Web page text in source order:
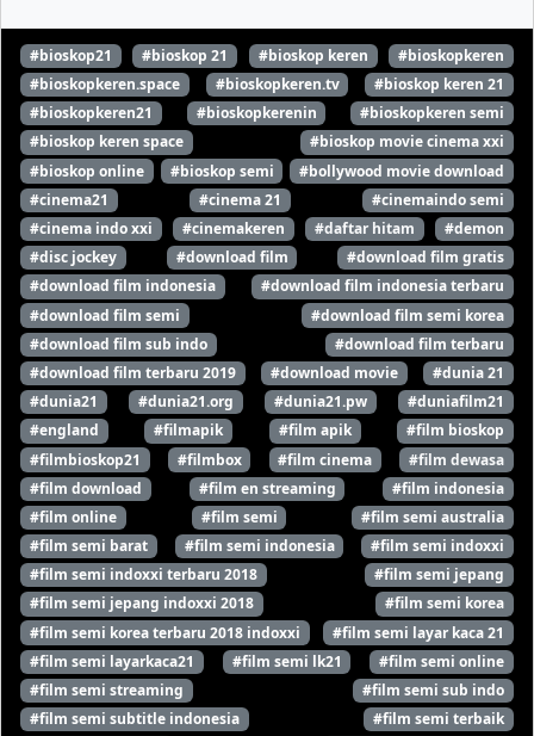
#bioskop21 #bioskop 21 #bioskop keren
#bioskopkeren
#bioskopkeren.space
#bioskopkeren.tv
#bioskop keren 21
#bioskopkeren21
#bioskopkerenin
#bioskopkeren semi
#bioskop keren space
#bioskop movie cinema xxi
#bioskop online
#bioskop semi
#bollywood movie download
#cinema21
#cinema 21
#cinemaindo semi
#cinema indo xxi
#cinemakeren #daftar hitam
#demon
#disc jockey
#download film
#download film gratis
#download film indonesia
#download film indonesia terbaru
#download film semi
#download film semi korea
#download film sub indo
#download film terbaru
#download film terbaru 2019
#download movie
#dunia 21
#dunia21
#dunia21.org #dunia21.pw
#duniafilm21
#england
#filmapik #film apik
#film bioskop
#filmbioskop21
#filmbox #film cinema
#film dewasa
#film download
#film en streaming
#film indonesia
#film online
#film semi
#film semi australia
#film semi barat
#film semi indonesia
#film semi indoxxi
#film semi indoxxi terbaru 2018
#film semi jepang
#film semi jepang indoxxi 2018
#film semi korea
#film semi korea terbaru 2018 indoxxi
#film semi layar kaca 21
#film semi layarkaca21
#film semi lk21
#film semi online
#film semi streaming
#film semi sub indo
#film semi subtitle indonesia
#film semi terbaik